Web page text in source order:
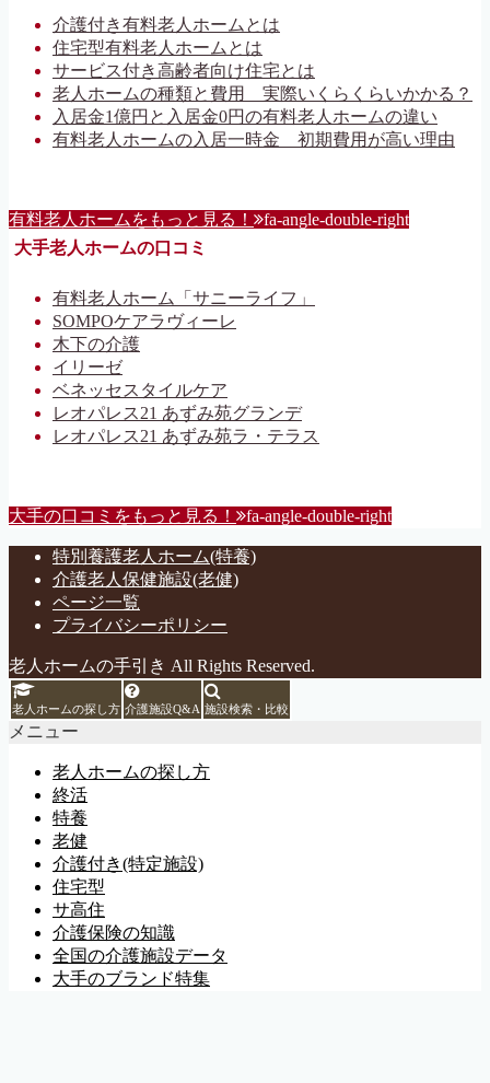
介護付き有料老人ホームとは
住宅型有料老人ホームとは
サービス付き高齢者向け住宅とは
老人ホームの種類と費用 実際いくらくらいかかる？
入居金1億円と入居金0円の有料老人ホームの違い
有料老人ホームの入居一時金 初期費用が高い理由
有料老人ホームをもっと見る！ fa-angle-double-right
大手老人ホームの口コミ
有料老人ホーム「サニーライフ」
SOMPOケアラヴィーレ
木下の介護
イリーゼ
ベネッセスタイルケア
レオパレス21 あずみ苑グランデ
レオパレス21 あずみ苑ラ・テラス
大手の口コミをもっと見る！ fa-angle-double-right
特別養護老人ホーム(特養)
介護老人保健施設(老健)
ページ一覧
プライバシーポリシー
老人ホームの手引き All Rights Reserved.
老人ホームの探し方 介護施設Q&A 施設検索・比較
メニュー
老人ホームの探し方
終活
特養
老健
介護付き(特定施設)
住宅型
サ高住
介護保険の知識
全国の介護施設データ
大手のブランド特集